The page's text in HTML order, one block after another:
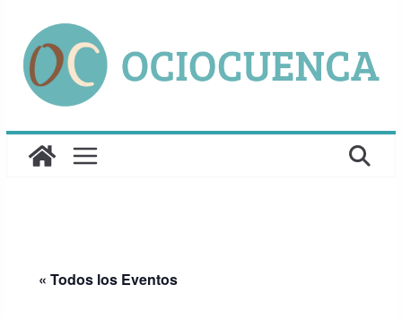
contenido
« Todos los Eventos